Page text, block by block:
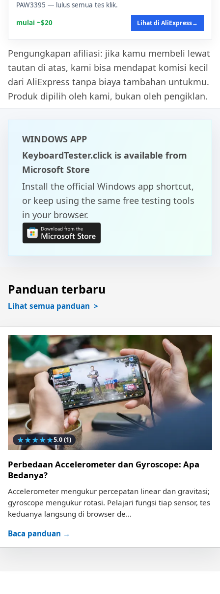
PAW3395 — lulus semua tes klik.
mulai ~$20
Lihat di AliExpress→
Pengungkapan afiliasi: jika kamu membeli lewat
tautan di atas, kami bisa mendapat komisi kecil
dari AliExpress tanpa biaya tambahan untukmu.
Produk dipilih oleh kami, bukan oleh pengiklan.
WINDOWS APP
KeyboardTester.click is available from
Microsoft Store
Install the official Windows app shortcut,
or keep using the same free testing tools
in your browser.
Panduan terbaru
Lihat semua panduan
★★★★★5.0(1)
Perbedaan Accelerometer dan Gyroscope: Apa
Bedanya?
Accelerometer mengukur percepatan linear dan gravitasi;
gyroscope mengukur rotasi. Pelajari fungsi tiap sensor, tes
keduanya langsung di browser de...
Baca panduan →